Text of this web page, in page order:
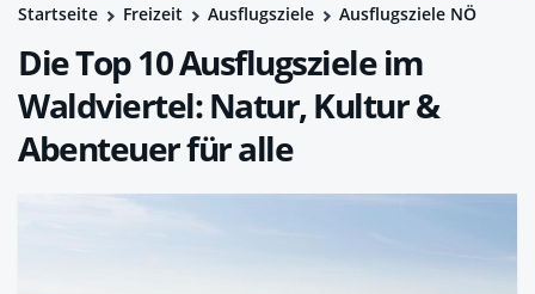
Startseite Freizeit Ausflugsziele Ausflugsziele NÖ
Die Top 10 Ausflugsziele im
Waldviertel: Natur, Kultur &
Abenteuer für alle